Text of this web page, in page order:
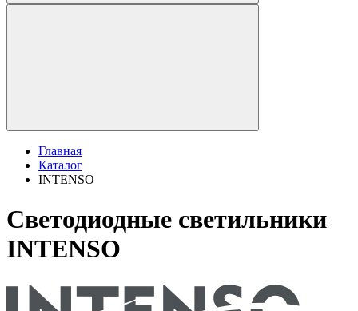
Главная
Каталог
INTENSO
Светодиодные светильники
INTENSO